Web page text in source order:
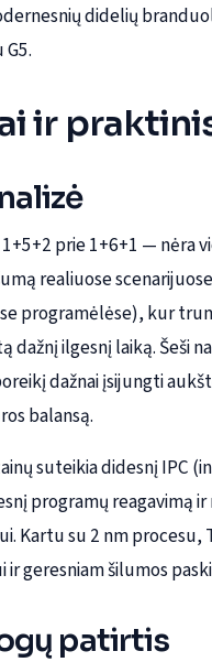
didelių
ir
prie 1+6+1 — nėra
realiuose
programėlėse), kur
dažnį ilgesnį laiką. Šeši
dažnai įsijungti
balansą.
suteikia didesnį IPC
programų reagavimą
Kartu su 2 nm
geresniam šilumos
patirtis